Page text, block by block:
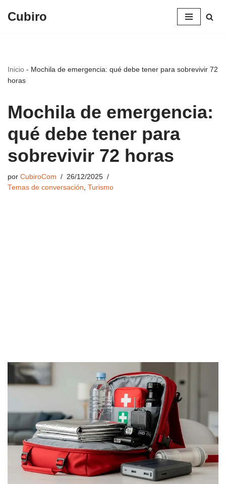
Cubiro
Inicio - Mochila de emergencia: qué debe tener para sobrevivir 72
horas
Mochila de emergencia:
qué debe tener para
sobrevivir 72 horas
por CubiroCom
26/12/2025
Temas de conversación, Turismo